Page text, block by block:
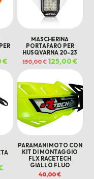
€Il
prezzo
attuale
è:
110,00 €.
MASCHERINA
PORTAFARO PER
HUSQVARNA 20-23
150,00€ Il
prezzo
originale
150,00 €.
125,00€Il
è:
PARAMANI MOTO CON
KIT DI MONTAGGIO
FLX RACETECH
GIALLO FLUO
40,00€